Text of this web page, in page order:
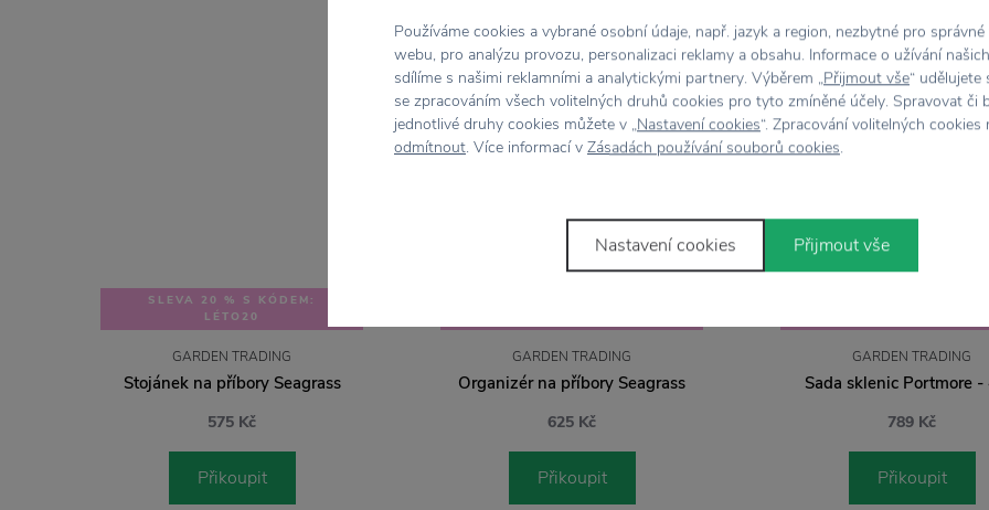
SLEVA 20 % S KÓDEM:
LÉTO20
GARDEN TRADING
Stojánek na příbory Seagrass
575 Kč
Přikoupit
GARDEN TRADING
Organizér na příbory Seagrass
625 Kč
Přikoupit
GARDEN TRADING
Sada sklenic Portmore -
789 Kč
Přikoupit
Používáme cookies a vybrané osobní údaje, např. jazyk a region, nezbytné pro
webu, pro analýzu provozu, personalizaci reklamy a obsahu. Informace o užívání
sdílíme s našimi reklamními a analytickými partnery. Výběrem „Přijmout vše“ udělujete
se zpracováním všech volitelných druhů cookies pro tyto zmíněné účely. Spravovat či
jednotlivé druhy cookies můžete v „Nastavení cookies“. Zpracování volitelných cookies
odmítnout. Více informací v Zásadách používání souborů cookies.
Nastavení cookies Přijmout vše